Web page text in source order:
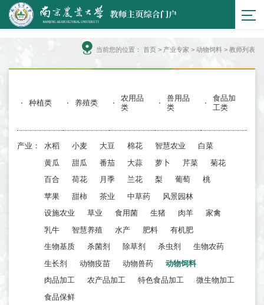
当前您的位置： 首页 > 产业专家 > 动物饲料 > 教师列表
种植类 养殖类
农用品
类
兽用品
类
食品加
工类
产业： 水稻 小麦 大豆 棉花 智慧农业 白菜
黄瓜 甜瓜 番茄 大蒜 萝卜 芹菜 菊花
百合 荷花 月季 兰花 梨 葡萄 桃
苹果 甜柿 茶业 中草药 风景园林
设施农业 草业 食用菌 生猪 肉羊 家禽
乳牛 智慧养殖 水产 肥料 有机肥
生物基质 杀菌剂 除草剂 杀虫剂 生物农药
生长剂 动物疫苗 动物兽药 动物饲料
肉品加工 农产品加工 特色食品加工 微生物加工
食品保鲜